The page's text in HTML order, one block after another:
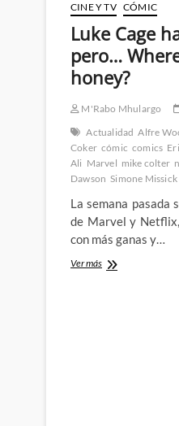
la
segunda
temporada
del
Iron
Fist
de
–
2º
Parte
CINE Y TV CÓMIC
Luke Cage
pero…
honey?
M'Rabo Mhulargo
Actualidad Alfre
Coker cómic comics
Ali Marvel mike colter
Dawson Simone Missick
La semana
de Marvel y
con más ganas y…
Ver másLuke